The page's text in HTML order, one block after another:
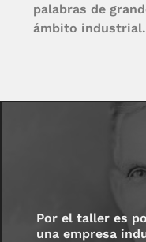
palabras de
ámbito industrial.
Por el taller es
una empresa